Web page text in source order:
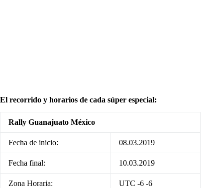
El recorrido y horarios de cada súper especial:
Rally Guanajuato México
Fecha de inicio: 08.03.2019
Fecha final: 10.03.2019
Zona Horaria: UTC -6 -6